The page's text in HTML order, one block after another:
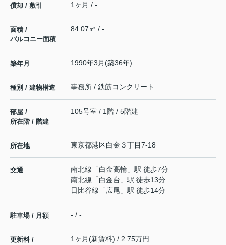
償却 / 敷引 1ヶ月 / -
面積 /
バルコニー面積
84.07㎡ / -
築年月 1990年3月(築36年)
種別 / 建物構造 事務所 / 鉄筋コンクリート
部屋 /
所在階 / 階建
105号室 / 1階 / 5階建
所在地 東京都港区白金 ３丁目7-18
交通 南北線 「白金高輪 」駅 徒歩7分
南北線 「白金台 」駅 徒歩13分
日比谷線 「広尾 」駅 徒歩14分
駐車場 / 月額 - / -
更新料 /
1ヶ月(新賃料) / 2.75万円